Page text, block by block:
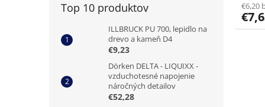
Top 10 produktov
ILLBRUCK PU 700, lepidlo na
drevo a kameň D4
€9,23
Dörken DELTA - LIQUIXX -
vzduchotesné napojenie
náročných detailov
€52,28
€6,20